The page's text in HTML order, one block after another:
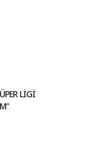
LİGİ